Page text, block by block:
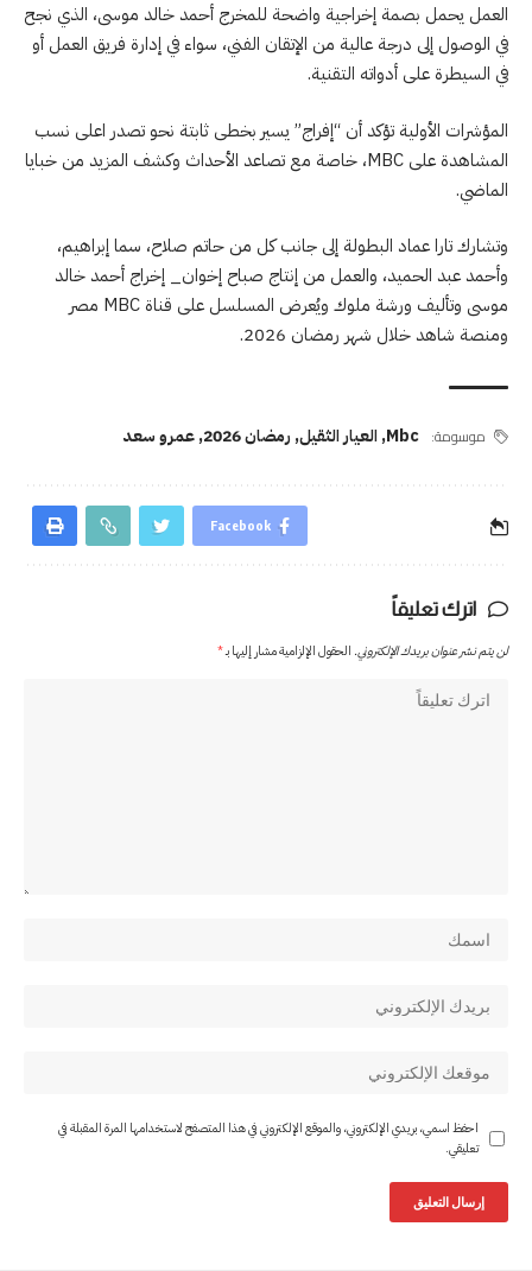
العمل يحمل بصمة إخراجية واضحة للمخرج أحمد خالد موسى، الذي نجح
في الوصول إلى درجة عالية من الإتقان الفني، سواء في إدارة فريق العمل أو
في السيطرة على أدواته التقنية.
المؤشرات الأولية تؤكد أن “إفراج” يسير بخطى ثابتة نحو تصدر اعلى نسب
المشاهدة على MBC، خاصة مع تصاعد الأحداث وكشف المزيد من خبايا
الماضي.
وتشارك تارا عماد البطولة إلى جانب كل من حاتم صلاح، سما إبراهيم،
وأحمد عبد الحميد، والعمل من إنتاج صباح إخوان_ إخراج أحمد خالد
موسى وتأليف ورشة ملوك ويُعرض المسلسل على قناة MBC مصر
ومنصة شاهد خلال شهر رمضان 2026.
موسومة: Mbc
,العيار الثقيل, رمضان 2026 ,عمرو سعد
Facebook
اترك تعليقاً
لن يتم نشر عنوان بريدك الإلكتروني. الحقول الإلزامية مشار إليها بـ*
احفظ اسمي، بريدي الإلكتروني، والموقع الإلكتروني في هذا المتصفح لاستخدامها المرة المقبلة في
تعليقي.